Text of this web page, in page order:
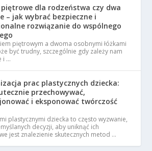
piętrowe dla rodzeństwa czy dwa
– jak wybrać bezpieczne i
rozwiązanie do wspólnego
piętrowym a dwoma osobnymi łóżkami
być trudny, szczególnie gdy zależy nam
i …
prac plastycznych dziecka:
przechowywać,
i eksponować twórczość
plastycznymi dziecka to często wyzwanie,
decyzji, aby uniknąć ich
jest znalezienie skutecznych metod …